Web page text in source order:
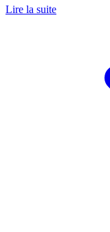
Lire la suite